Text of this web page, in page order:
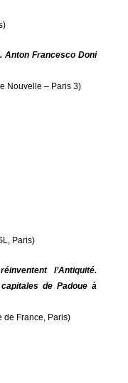
Anton Francesco Doni
Nouvelle – Paris 3)
Paris)
l’Antiquité.
de Padoue à
de France, Paris)